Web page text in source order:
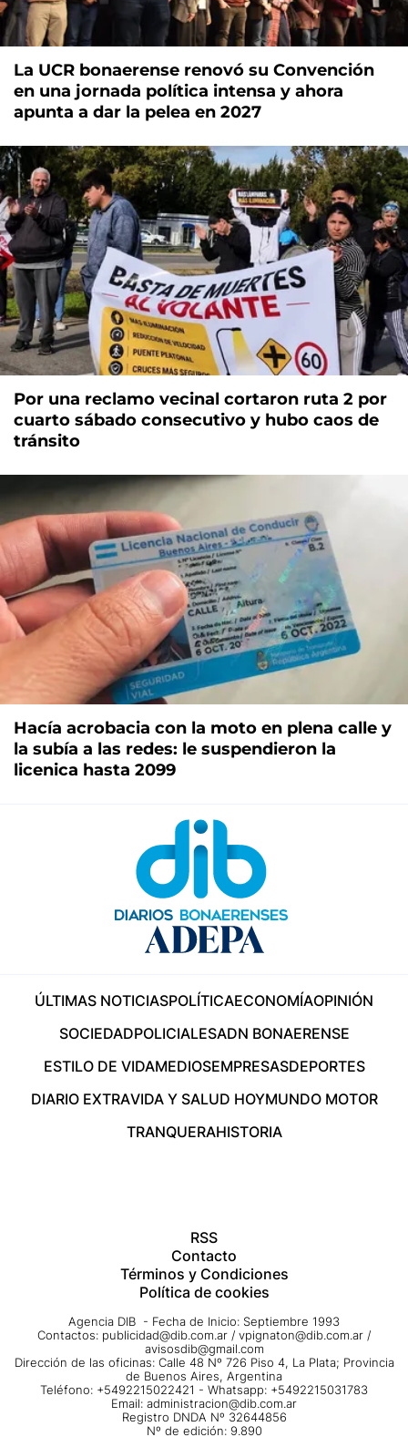
La UCR bonaerense renovó su Convención
en una jornada política intensa y ahora
apunta a dar la pelea en 2027
Por una reclamo vecinal cortaron ruta 2 por
cuarto sábado consecutivo y hubo caos de
tránsito
Hacía acrobacia con la moto en plena calle y
la subía a las redes: le suspendieron la
licenica hasta 2099
ÚLTIMAS NOTICIASPOLÍTICAECONOMÍAOPINIÓN
SOCIEDADPOLICIALESADN BONAERENSE
ESTILO DE VIDAMEDIOSEMPRESASDEPORTES
DIARIO EXTRAVIDA Y SALUD HOYMUNDO MOTOR
TRANQUERAHISTORIA
RSS
Contacto
Términos y Condiciones
Política de cookies
Agencia DIB - Fecha de Inicio: Septiembre 1993
Contactos: publicidad@dib.com.ar / vpignaton@dib.com.ar /
avisosdib@gmail.com
Dirección de las oficinas: Calle 48 Nº 726 Piso 4, La Plata; Provincia
de Buenos Aires, Argentina
Teléfono: +5492215022421 - Whatsapp: +5492215031783
Email: administracion@dib.com.ar
Registro DNDA Nº 32644856
Nº de edición: 9.890